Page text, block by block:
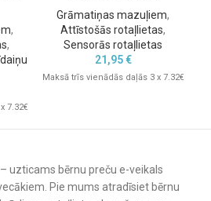
,
,
7.32€
Grāmatiņas mazuļiem,
Attīstošās rotaļlietas,
Sensorās rotaļlietas
21,95€
Maksā trīs vienādās daļās 3 x 7.32€
uzticams bērnu preču e-veikals
Pie mums atradīsiet bērnu